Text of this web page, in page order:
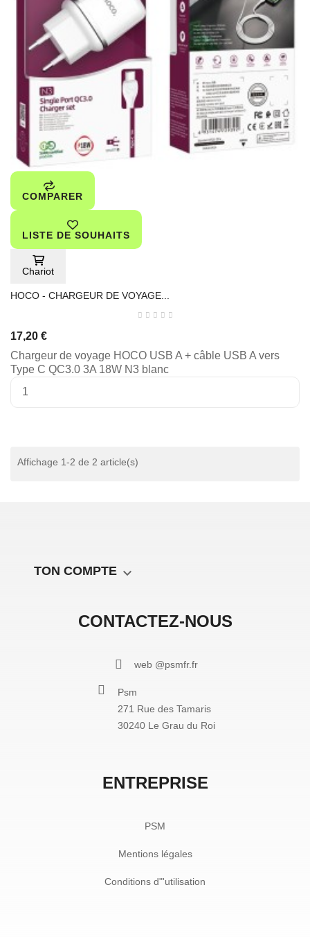
COMPARER
LISTE DE SOUHAITS
Chariot
HOCO - CHARGEUR DE VOYAGE...
17,20 €
Chargeur de voyage HOCO USB A + câble USB A vers
Type C QC3.0 3A 18W N3 blanc
Affichage 1-2 de 2 article(s)
CONTACTEZ-NOUS
web @psmfr.fr
Psm
271 Rue des Tamaris
30240 Le Grau du Roi
TON COMPTE 
ENTREPRISE
PSM
Mentions légales
Conditions d"'utilisation